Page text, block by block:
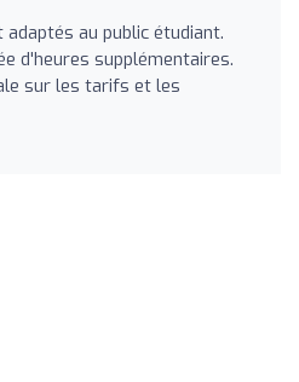
au public étudiant.
d'heures supplémentaires.
sur les tarifs et les